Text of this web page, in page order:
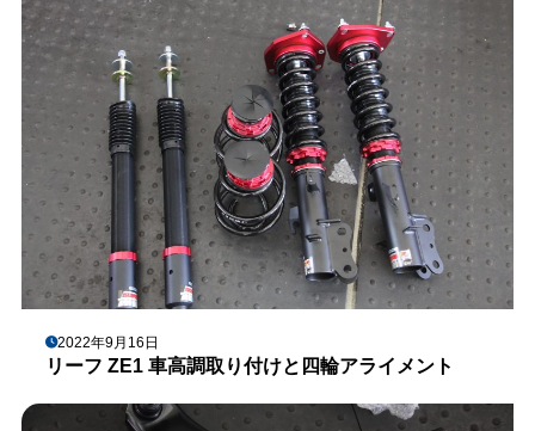
2022年9月16日
リーフ ZE1 車高調取り付けと四輪アライメント